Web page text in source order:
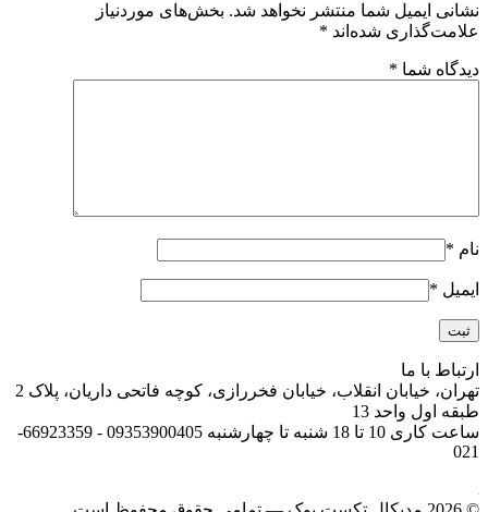
نشانی ایمیل شما منتشر نخواهد شد. بخش‌های موردنیاز
علامت‌گذاری شده‌اند *
دیدگاه شما *
نام *
ایمیل *
ارتباط با ما
تهران، خیابان انقلاب، خیابان فخررازی، کوچه فاتحی داریان، پلاک 2
طبقه اول واحد 13
ساعت کاری 10 تا 18 شنبه تا چهارشنبه 09353900405 - 66923359-
021